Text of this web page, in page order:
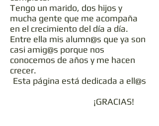
Tengo un marido, dos hijos y
mucha gente que me acompaña
en el crecimiento del día a día.
Entre ella mis alumn@s que ya son
casi amig@s porque nos
conocemos de años y me hacen
crecer.
Esta página está dedicada a ell@s
¡GRACIAS!